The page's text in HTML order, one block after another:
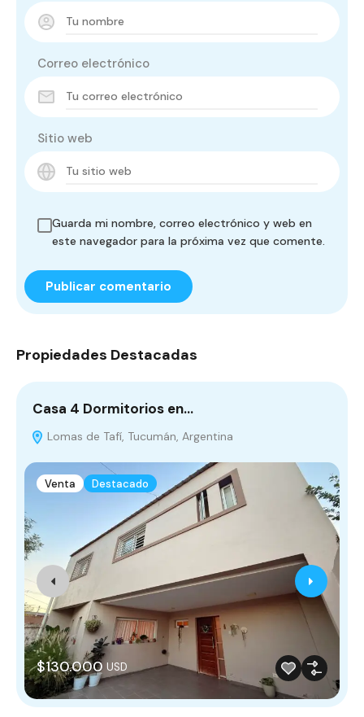
Correo electrónico
Sitio web
Guarda mi nombre, correo electrónico y web en
este navegador para la próxima vez que comente.
Propiedades Destacadas
Casa 4 Dormitorios en…
Lomas de Tafí, Tucumán, Argentina
Venta Destacado
$130.000 USD